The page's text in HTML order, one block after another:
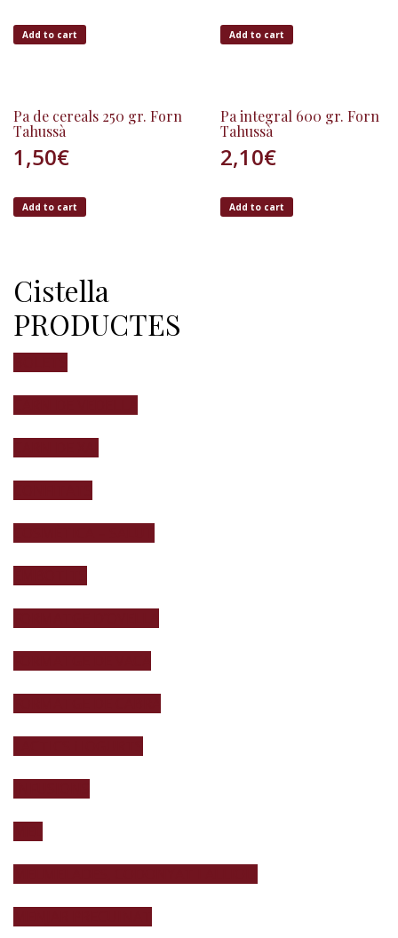
Add to cart Add to cart
Pa de cereals 250 gr. Forn
Tahussà
1,50€
Add to cart
Pa integral 600 gr. Forn
Tahussà
2,10€
Add to cart
Cistella
PRODUCTES